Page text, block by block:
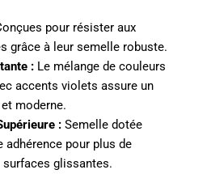
pour résister aux
grâce à leur semelle robuste.
:Le mélange de couleurs
accents violets assure un
moderne.
:Semelle dotée
adhérence pour plus de
glissantes.